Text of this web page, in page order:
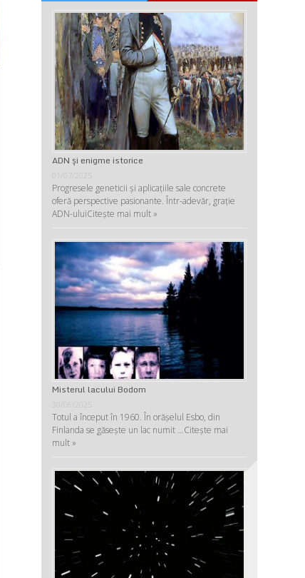
ADN şi enigme istorice
01/07/2025
Progresele geneticii şi aplicaţiile sale concrete
oferă perspective pasionante. Într-adevăr, graţie
ADN-uluiCitește mai mult »
Misterul lacului Bodom
Totul a început în 1960. În orășelul Esbo, din
Finlanda se găsește un lac numit …Citește mai
mult »